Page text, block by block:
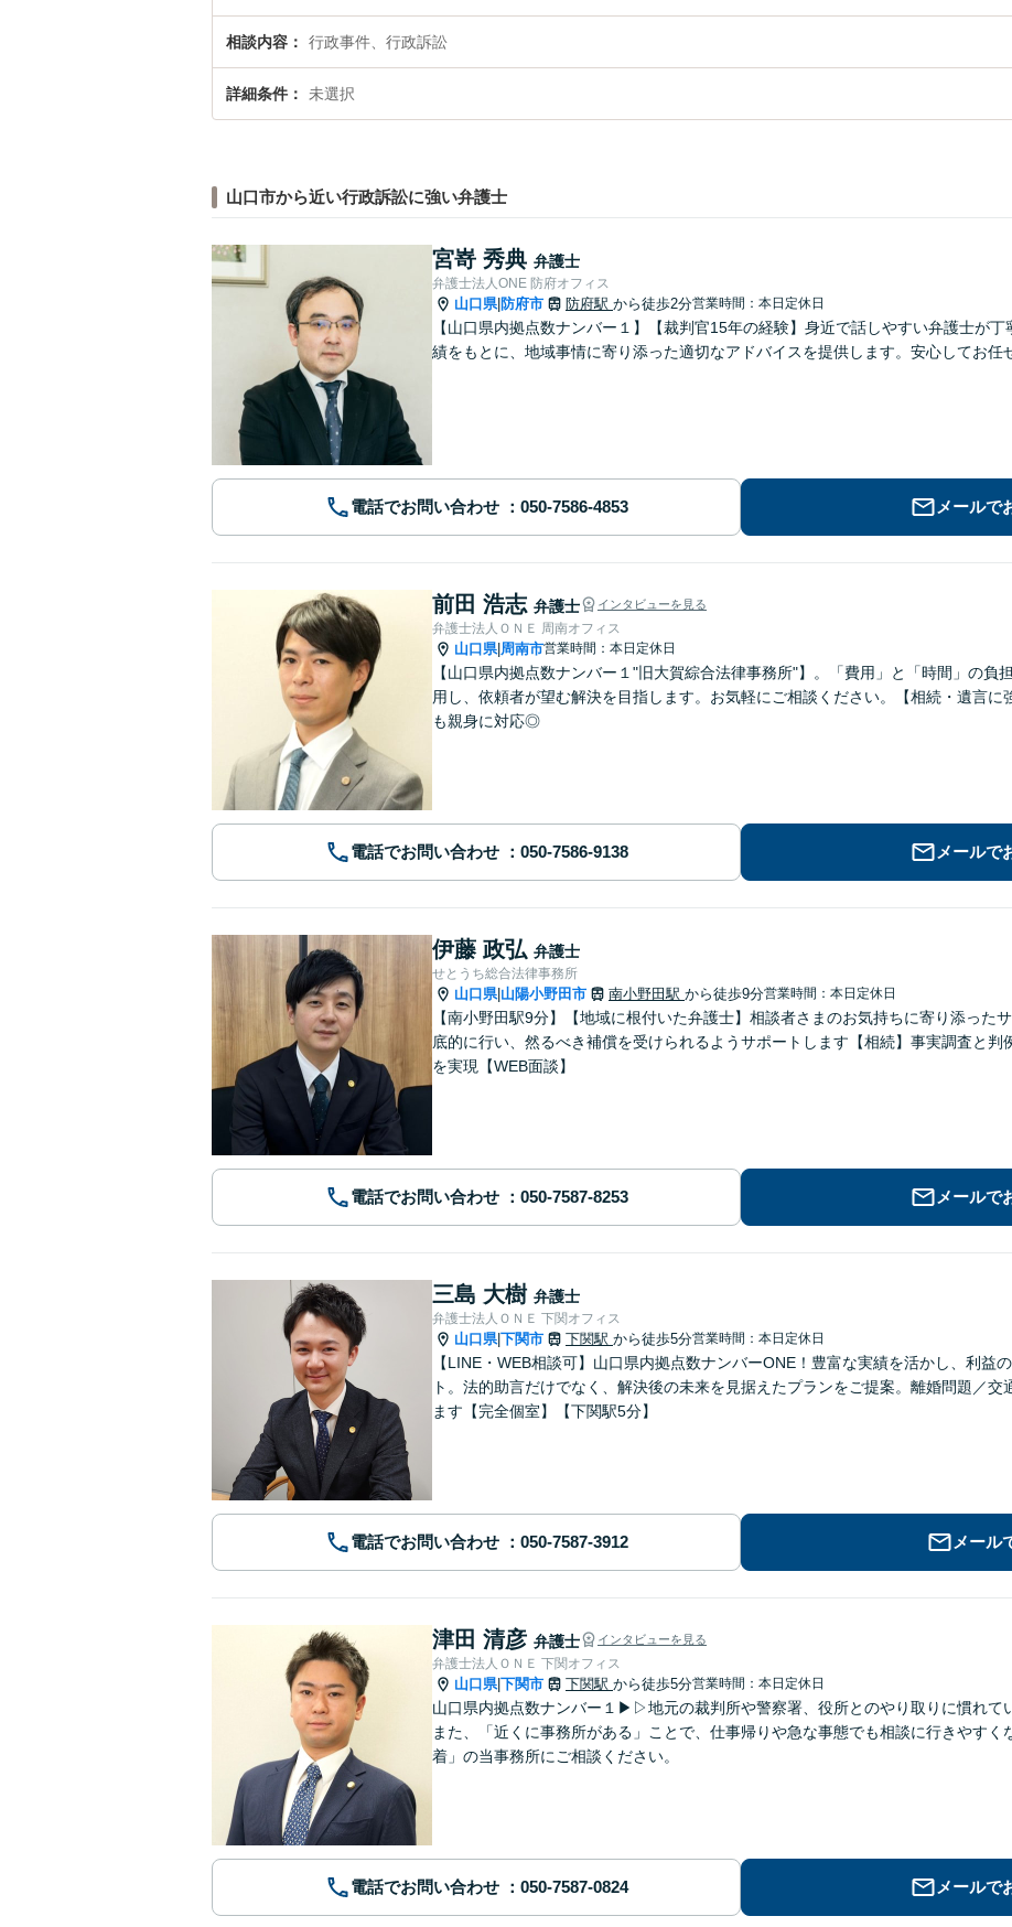
相談内容 行政事件、行政訴訟
詳細条件 未選択
山口市から近い行政訴訟に強い弁護士
宮嵜 秀典 弁護士
弁護士法人ONE 防府オフィス
山口県| 防府市 防府駅 から徒歩2分営業時間：本日定休日
【山口県内拠点数ナンバー１】【裁判官15年の経験】身近で話しやすい弁護士が
績をもとに、地域事情に寄り添った適切なアドバイスを提供します。安心してお任
電話でお問い合わせ メールで
前田 浩志 弁護士 インタビューを見る
弁護士法人ＯＮＥ 周南オフィス
山口県| 周南市営業時間：本日定休日
【山口県内拠点数ナンバー１"旧大賀綜合法律事務所"】。「費用」と「時間」の負
用し、依頼者が望む解決を目指します。お気軽にご相談ください。【相続・遺言
も親身に対応◎
電話でお問い合わせ メールで
伊藤 政弘 弁護士
せとうち総合法律事務所
山口県| 山陽小野田市 南小野田駅 から徒歩9分営業時間：本日定休日
【南小野田駅9分】【地域に根付いた弁護士】相談者さまのお気持ちに寄り添った
底的に行い、然るべき補償を受けられるようサポートします【相続】事実調査と
を実現【WEB面談】
電話でお問い合わせ メールで
三島 大樹 弁護士
弁護士法人ＯＮＥ 下関オフィス
山口県|下関市 下関駅 から徒歩5分営業時間：本日定休日
【LINE・WEB相談可】山口県内拠点数ナンバーONE！豊富な実績を活かし、利益
ト。法的助言だけでなく、解決後の未来を見据えたプランをご提案。離婚問題／
ます【完全個室】【下関駅5分】
電話でお問い合わせ メール
津田 清彦 弁護士 インタビューを見る
弁護士法人ＯＮＥ 下関オフィス
山口県|下関市 下関駅 から徒歩5分営業時間：本日定休日
山口県内拠点数ナンバー１▶︎▷地元の裁判所や警察署、役所とのやり取りに慣れて
また、「近くに事務所がある」ことで、仕事帰りや急な事態でも相談に行きやす
着」の当事務所にご相談ください。
電話でお問い合わせ メールで